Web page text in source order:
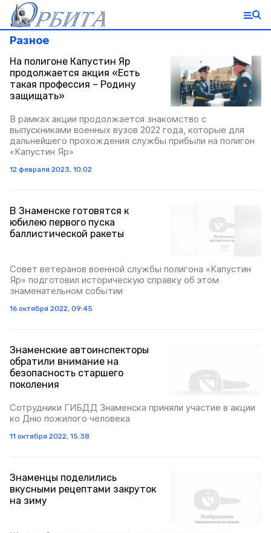
Разное
На полигоне Капустин Яр
продолжается акция «Есть
такая профессия – Родину
защищать»
В рамках акции продолжается знакомство с
выпускниками военных вузов 2022 года, которые для
дальнейшего прохождения службы прибыли на полигон
«Капустин Яр»
12 февраля 2023, 10:02
В Знаменске готовятся к
юбилею первого пуска
баллистической ракеты
Совет ветеранов военной службы полигона «Капустин
Яр» подготовил историческую справку об этом
знаменательном событии
16 октября 2022, 09:45
Знаменские автоинспекторы
обратили внимание на
безопасность старшего
поколения
Сотрудники ГИБДД Знаменска приняли участие в акции
ко Дню пожилого человека
11 октября 2022, 15:38
Знаменцы поделились
вкусными рецептами закруток
на зиму